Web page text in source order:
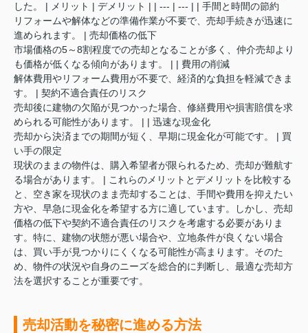
した。 | メリット | デメリット | | --- | --- | | 手間と時間の節約
リフォームや解体などの準備作業が不要で、売却手続きが迅速に
進められます。 | 売却価格の低下
市場価格の5～8割程度での売却となることが多く、仲介売却より
も価格が低くなる傾向があります。 | | 費用の削減
解体費用やリフォーム費用が不要で、経済的な負担を軽減できま
す。 | 契約不適合責任のリスク
売却後に建物の欠陥が見つかった場合、修繕費用や損害賠償を求
められる可能性があります。 | | 迅速な現金化
売却から決済までの期間が短く、早期に現金化が可能です。 | 買
い手の限定
現状のままの物件は、購入希望者が限られるため、売却が難航す
る場合があります。 | これらのメリットとデメリットを比較する
と、空き家を現状のまま売却することは、手間や費用を抑えたい
方や、早急に現金化を希望する方に適しています。しかし、売却
価格の低下や契約不適合責任のリスクを考慮する必要がありま
す。特に、建物の状態が悪い場合や、立地条件が良くない場合
は、買い手が見つかりにくくなる可能性が高まります。そのた
め、物件の状況や自身のニーズを総合的に判断し、最適な売却方
法を選択することが重要です。
売却活動を秘密に進める方法